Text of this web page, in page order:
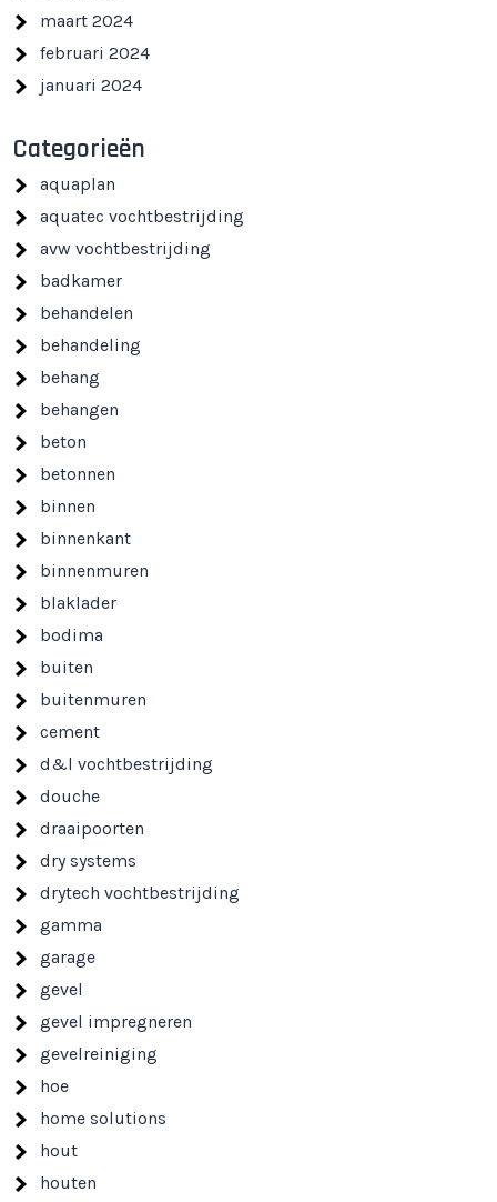
maart 2024
februari 2024
januari 2024
Categorieën
aquaplan
aquatec vochtbestrijding
avw vochtbestrijding
badkamer
behandelen
behandeling
behang
behangen
beton
betonnen
binnen
binnenkant
binnenmuren
blaklader
bodima
buiten
buitenmuren
cement
d&l vochtbestrijding
douche
draaipoorten
dry systems
drytech vochtbestrijding
gamma
garage
gevel
gevel impregneren
gevelreiniging
hoe
home solutions
hout
houten